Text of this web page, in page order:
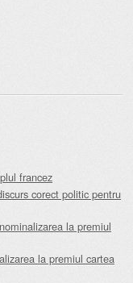
francez
corect politic pentru
la premiul
la premiul cartea